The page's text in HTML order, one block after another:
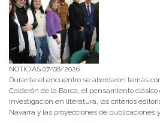
NOTICIAS 07/08/2026
Durante el encuentro se abordaron temas
Calderón de la Barca, el pensamiento clásico
investigación en literatura, los criterios
Navarra y las proyecciones de publicaciones